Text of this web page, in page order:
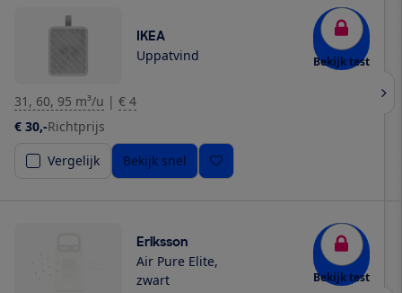
IKEA
Uppatvind Bekijk test
31, 60, 95 m³/u | € 4
€ 30,-Richtprijs
Vergelijk
Bekijk snel
Eriksson
Air Pure Elite,
zwart
Bekijk test